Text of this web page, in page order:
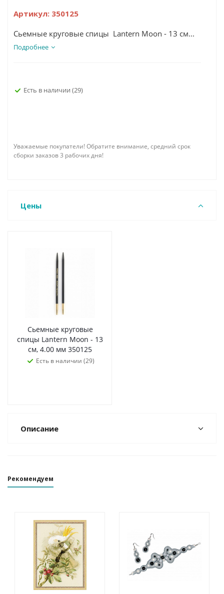
Артикул: 350125
Сьемные круговые спицы Lantern Moon - 13 см...
Подробнее
Есть в наличии (29)
Уважаемые покупатели! Обратите внимание, средний срок
сборки заказов 3 рабочих дня!
Цены
Сьемные круговые
спицы Lantern Moon - 13
см, 4.00 мм 350125
Есть в наличии (29)
Описание
Рекомендуем